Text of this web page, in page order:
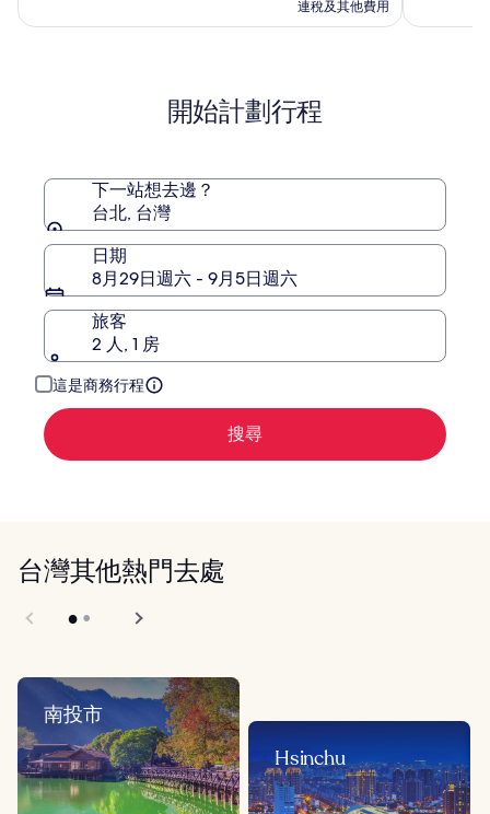
分)，
看
關
標
的
連稅及其他費用
亞
分)，
開始計劃行程
下一站想去邊？
台北, 台灣
日期
8月29日週六 - 9月5日週六
旅客
2 人, 1 房
這是商務行程
搜尋
台灣其他熱門去處
南投市
Hsinchu